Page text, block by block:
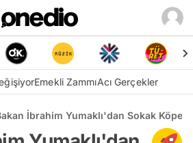
Emekli ZammıAcı Gerçekler
İbrahim Yumaklı'dan Sokak